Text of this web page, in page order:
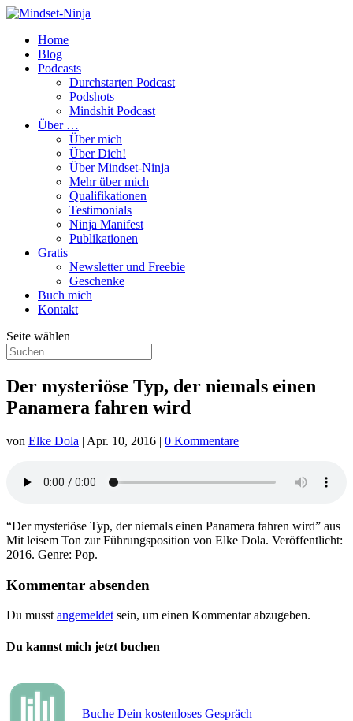
Home
Blog
Podcasts
Durchstarten Podcast
Podshots
Mindshit Podcast
Über …
Über mich
Über Dich!
Über Mindset-Ninja
Mehr über mich
Qualifikationen
Testimonials
Ninja Manifest
Publikationen
Gratis
Newsletter und Freebie
Geschenke
Buch mich
Kontakt
Seite wählen
Der mysteriöse Typ, der niemals einen
Panamera fahren wird
von Elke Dola | Apr. 10, 2016 | 0 Kommentare
“Der mysteriöse Typ, der niemals einen Panamera fahren wird” aus
Mit leisem Ton zur Führungsposition von Elke Dola. Veröffentlicht:
2016. Genre: Pop.
Kommentar absenden
Du musst angemeldet sein, um einen Kommentar abzugeben.
Du kannst mich jetzt buchen
Buche Dein kostenloses Gespräch